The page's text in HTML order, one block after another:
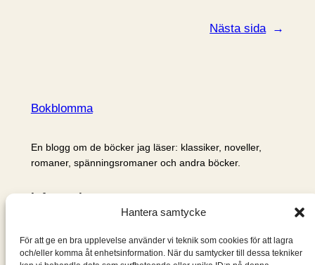
Hantera samtycke
För att ge en bra upplevelse använder vi teknik som cookies för att lagra
och/eller komma åt enhetsinformation. När du samtycker till dessa tekniker
Nästa sida →
Bokblomma
En blogg om de böcker jag läser: klassiker, noveller,
romaner, spänningsromaner och andra böcker.
Information
Om mig & om bloggen
S